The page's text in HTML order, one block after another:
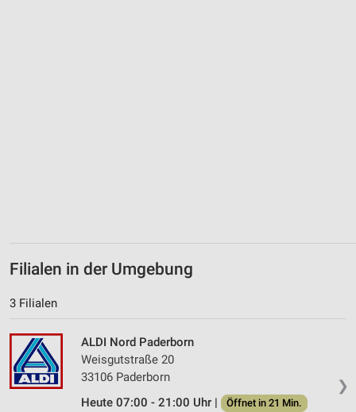
Filialen in der Umgebung
3 Filialen
❯
ALDI Nord Paderborn
Weisgutstraße 20
33106 Paderborn
Heute 07:00 - 21:00 Uhr |
Öffnet in 21 Min.